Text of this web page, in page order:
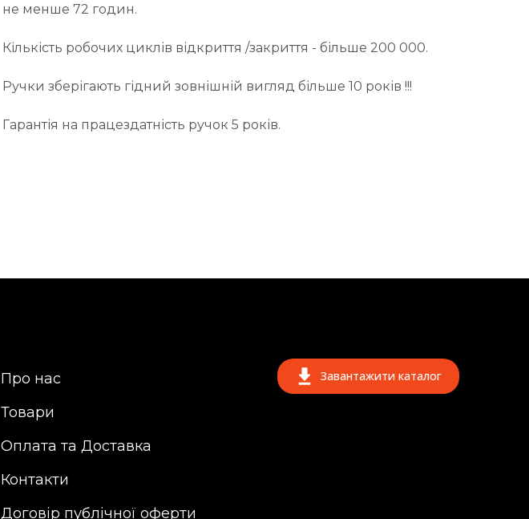
не менше 72 годин.
Кількість робочих циклів відкриття /закриття - більше 200 000.
Ручки зберігають гідний зовнішній вигляд більше 10 років !!!
Гарантія на працездатність ручок 5 років.
Про нас
Товари
Оплата та Доставка
Контакти
Договір публічної оферти
Завантажити каталог